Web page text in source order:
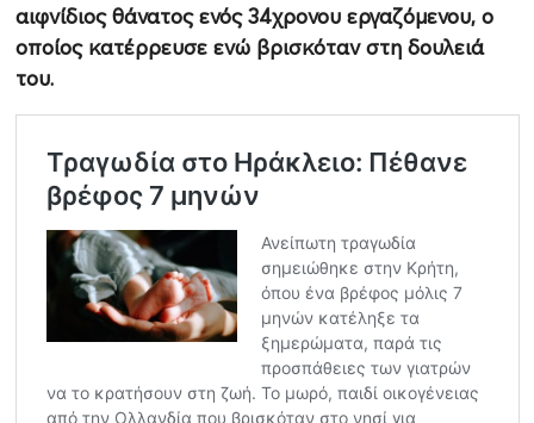
αιφνίδιος θάνατος ενός 34χρονου εργαζόμενου, ο
οποίος κατέρρευσε ενώ βρισκόταν στη δουλειά
του.